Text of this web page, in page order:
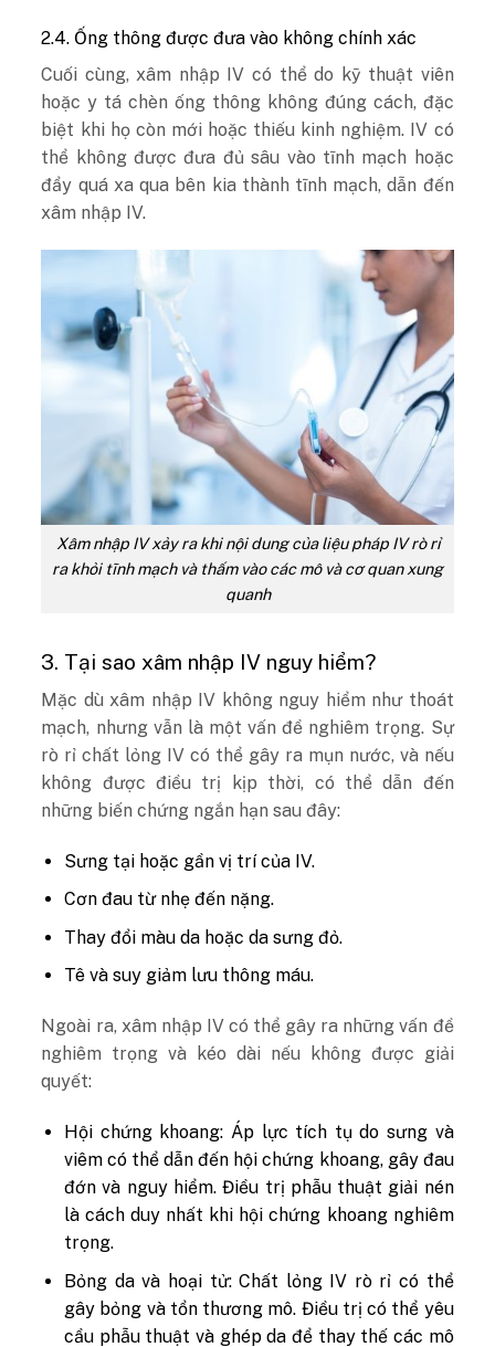
2.4. Ống thông được đưa vào không chính xác
Cuối cùng, xâm nhập IV có thể do kỹ thuật viên
hoặc y tá chèn ống thông không đúng cách, đặc
biệt khi họ còn mới hoặc thiếu kinh nghiệm. IV có
thể không được đưa đủ sâu vào tĩnh mạch hoặc
đẩy quá xa qua bên kia thành tĩnh mạch, dẫn đến
xâm nhập IV.
Xâm nhập IV xảy ra khi nội dung của liệu pháp IV rò rỉ
ra khỏi tĩnh mạch và thấm vào các mô và cơ quan xung
quanh
3. Tại sao xâm nhập IV nguy hiểm?
Mặc dù xâm nhập IV không nguy hiểm như thoát
mạch, nhưng vẫn là một vấn đề nghiêm trọng. Sự
rò rỉ chất lỏng IV có thể gây ra mụn nước, và nếu
không được điều trị kịp thời, có thể dẫn đến
những biến chứng ngắn hạn sau đây:
Sưng tại hoặc gần vị trí của IV.
Cơn đau từ nhẹ đến nặng.
Thay đổi màu da hoặc da sưng đỏ.
Tê và suy giảm lưu thông máu.
Ngoài ra, xâm nhập IV có thể gây ra những vấn đề
nghiêm trọng và kéo dài nếu không được giải
quyết:
Hội chứng khoang: Áp lực tích tụ do sưng và
viêm có thể dẫn đến hội chứng khoang, gây đau
đớn và nguy hiểm. Điều trị phẫu thuật giải nén
là cách duy nhất khi hội chứng khoang nghiêm
trọng.
Bỏng da và hoại tử: Chất lỏng IV rò rỉ có thể
gây bỏng và tổn thương mô. Điều trị có thể yêu
cầu phẫu thuật và ghép da để thay thế các mô